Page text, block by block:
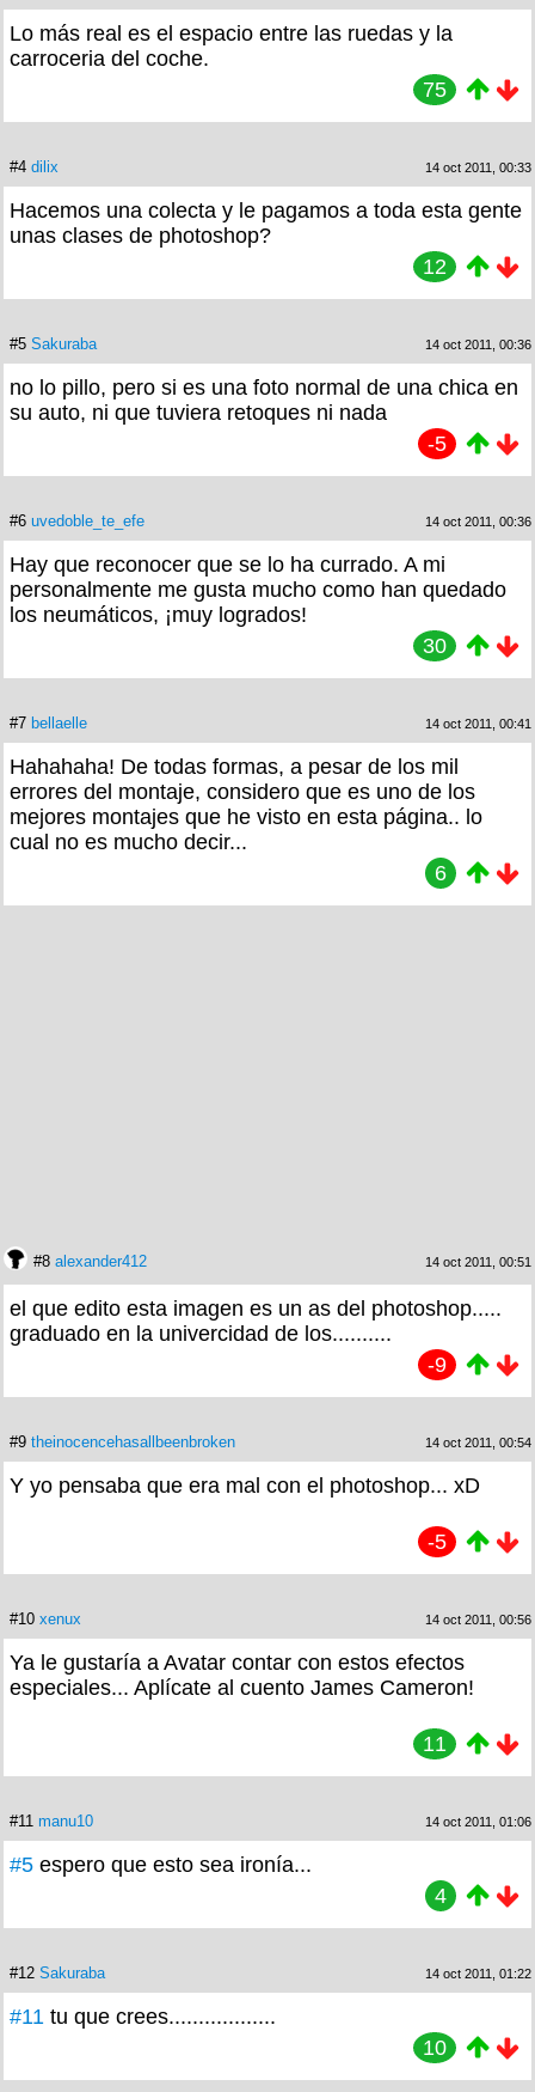
Lo más real es el espacio entre las ruedas y la
carroceria del coche.
75
#4 dilix 14 oct 2011, 00:33
Hacemos una colecta y le pagamos a toda esta gente
unas clases de photoshop?
12
#5 Sakuraba 14 oct 2011, 00:36
no lo pillo, pero si es una foto normal de una chica en
su auto, ni que tuviera retoques ni nada
-5
#6 uvedoble_te_efe 14 oct 2011, 00:36
Hay que reconocer que se lo ha currado. A mi
personalmente me gusta mucho como han quedado
los neumáticos, ¡muy logrados!
30
#7 bellaelle 14 oct 2011, 00:41
Hahahaha! De todas formas, a pesar de los mil
errores del montaje, considero que es uno de los
mejores montajes que he visto en esta página.. lo
cual no es mucho decir...
6
#8 alexander412 14 oct 2011, 00:51
el que edito esta imagen es un as del photoshop.....
graduado en la univercidad de los..........
-9
#9 theinocencehasallbeenbroken 14 oct 2011, 00:54
Y yo pensaba que era mal con el photoshop... xD
-5
#10 xenux 14 oct 2011, 00:56
Ya le gustaría a Avatar contar con estos efectos
especiales... Aplícate al cuento James Cameron!
11
#11 manu10 14 oct 2011, 01:06
#5 espero que esto sea ironía...
4
#12 Sakuraba 14 oct 2011, 01:22
#11 tu que crees..................
10